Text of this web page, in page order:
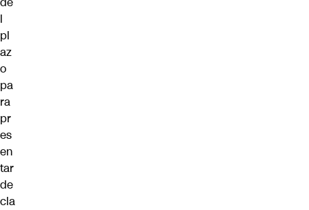
l
pl
az
o
pa
ra
pr
es
en
tar
de
cla